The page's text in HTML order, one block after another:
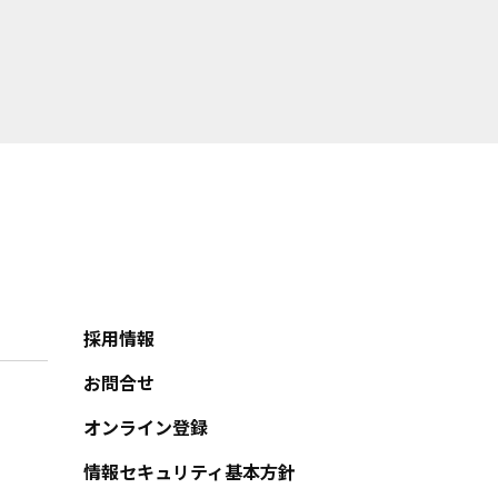
採用情報
お問合せ
オンライン登録
情報セキュリティ基本方針